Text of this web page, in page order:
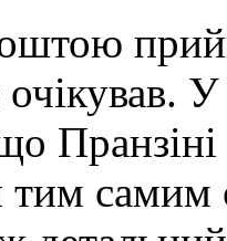
очікував.
самим